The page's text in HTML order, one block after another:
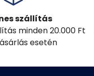
szállítás
minden 20.000 Ft
esetén